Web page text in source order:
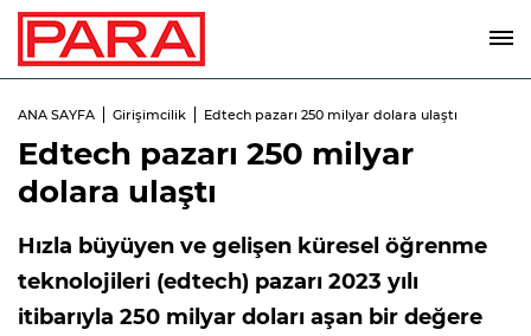
ANA SAYFA Girişimcilik Edtech pazarı 250 milyar dolara ulaştı
Edtech pazarı 250 milyar
dolara ulaştı
Hızla büyüyen ve gelişen küresel öğrenme
teknolojileri (edtech) pazarı 2023 yılı
itibarıyla 250 milyar doları aşan bir değere